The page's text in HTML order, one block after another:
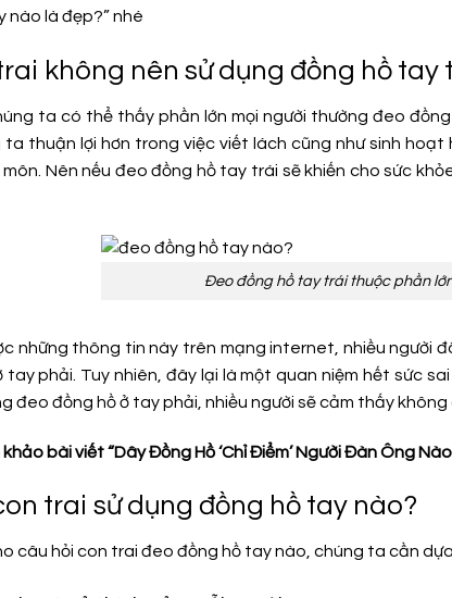
nào là đẹp?” nhé
không nên sử dụng đồng hồ tay
ta có thể thấy phần lớn mọi người thường đeo
ta thuận lợi hơn trong việc viết lách cũng như sinh
. Nên nếu đeo đồng hồ tay trái sẽ khiến cho sức
Đeo đồng hồ tay trái thuộc phần
những thông tin này trên mạng internet, nhiều người
tay phải. Tuy nhiên, đây lại là một quan niệm hết sức
đeo đồng hồ ở tay phải, nhiều người sẽ cảm thấy không
bài viết “Dây Đồng Hồ ‘Chỉ Điểm’ Người Đàn Ông
trai sử dụng đồng hồ tay nào?
câu hỏi con trai đeo đồng hồ tay nào, chúng ta cần